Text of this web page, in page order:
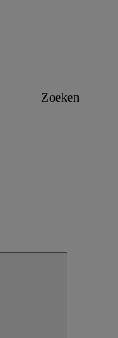
Zoeken